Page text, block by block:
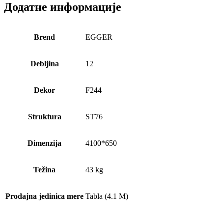
Додатне информације
Brend EGGER
Debljina 12
Dekor F244
Struktura ST76
Dimenzija 4100*650
Težina 43 kg
Prodajna jedinica mere Tabla (4.1 M)